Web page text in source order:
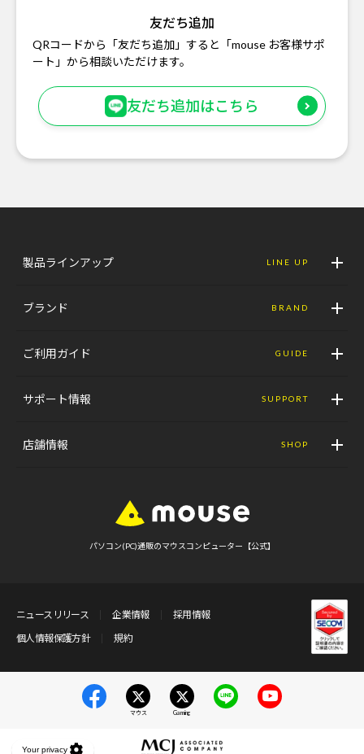
友だち追加
QRコードから「友だち追加」すると「mouse お客様サポ
ート」から相談いただけます。
友だち追加はこちら
製品ラインアップ LINE UP
ブランド BRAND
ご利用ガイド GUIDE
サポート情報 SUPPORT
店舗情報 SHOP
パソコン(PC)通販のマウスコンピューター【公式】
ニュースリリース 企業情報
採用情報
個人情報保護方針
規約
マウス Gaming